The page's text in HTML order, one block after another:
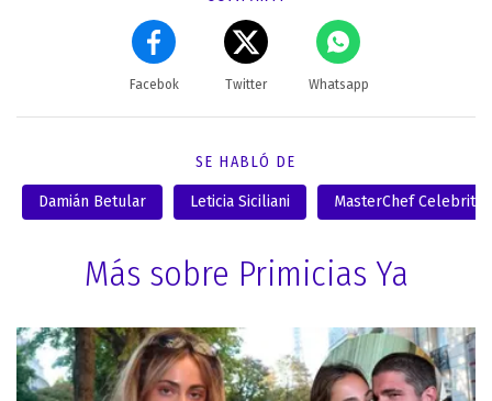
Facebok Twitter Whatsapp
SE HABLÓ DE
Damián Betular Leticia Siciliani MasterChef Celebrity
Más sobre Primicias Ya